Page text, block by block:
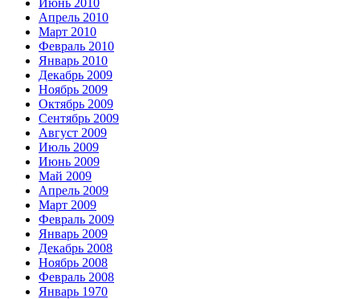
Апрель 2010
Март 2010
Февраль 2010
Январь 2010
Декабрь 2009
Ноябрь 2009
Октябрь 2009
Сентябрь 2009
Август 2009
Июль 2009
Июнь 2009
Май 2009
Апрель 2009
Март 2009
Февраль 2009
Январь 2009
Декабрь 2008
Ноябрь 2008
Февраль 2008
Январь 1970